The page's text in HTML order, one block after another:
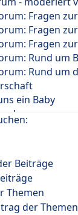
Beiträge
Themen
der Themen